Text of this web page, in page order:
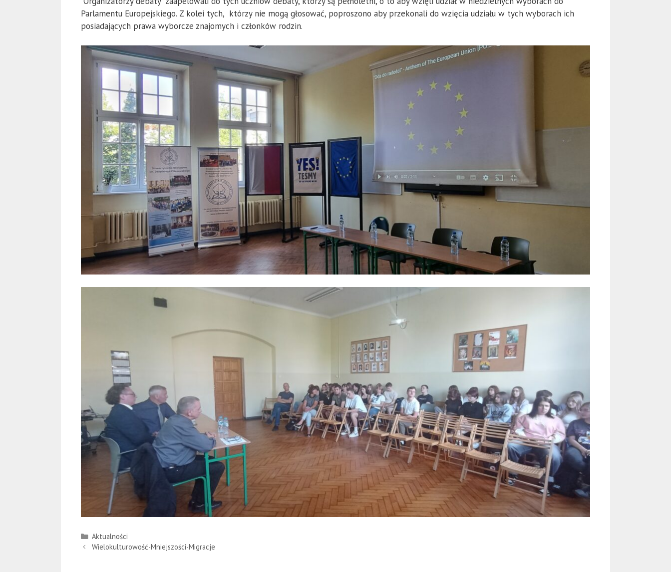
Parlamentu Europejskiego. Z kolei tych, którzy nie mogą głosować, poproszono aby przekonali do wzięcia udziału w tych wyborach ich
posiadających prawa wyborcze znajomych i członków rodzin.
Kategorie
Aktualności
Wielokulturowość-Mniejszości-Migracje